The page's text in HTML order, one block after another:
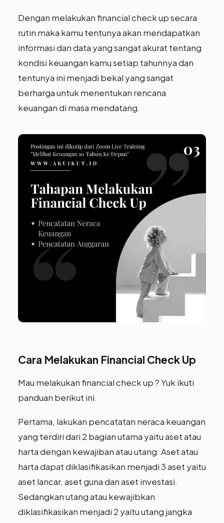
Dengan melakukan financial check up secara
rutin maka kamu tentunya akan mendapatkan
informasi dan data yang sangat akurat tentang
kondisi keuangan kamu setiap tahunnya dan
tentunya ini menjadi bekal yang sangat
berharga untuk menentukan rencana
keuangan di masa mendatang.
Cara Melakukan Financial Check Up
Mau melakukan financial check up ? Yuk ikuti
panduan berikut ini.⁣
Pertama, lakukan pencatatan neraca keuangan
yang terdiri dari 2 bagian utama yaitu aset atau
harta dengan kewajiban atau utang.⁣ Aset atau
harta dapat diklasifikasikan menjadi 3 aset yaitu
aset lancar, aset guna dan aset investasi.⁣
Sedangkan utang atau kewajibkan
diklasifikasikan menjadi 2 yaitu utang jangka